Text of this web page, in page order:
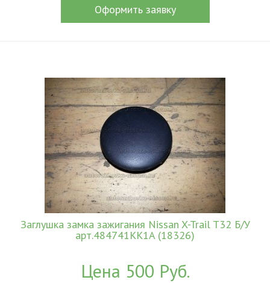
Оформить заявку
Заглушка замка зажигания Nissan X-Trail T32 Б/У
арт.484741KK1A (18326)
Цена 500 Руб.